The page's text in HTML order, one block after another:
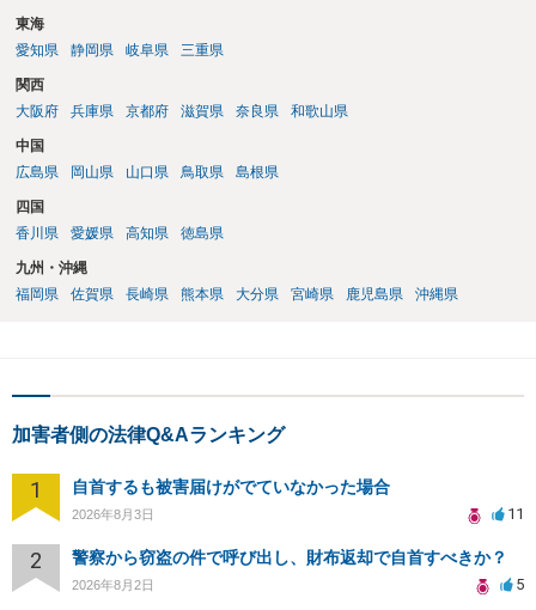
東海
愛知県
静岡県 岐阜県 三重県
関西
大阪府
兵庫県 京都府 滋賀県 奈良県 和歌山県
中国
広島県
岡山県 山口県 鳥取県 島根県
四国
香川県
愛媛県 高知県 徳島県
九州・沖縄
福岡県
佐賀県 長崎県 熊本県 大分県 宮崎県 鹿児島県 沖縄県
加害者側の法律Q&Aランキング
1 自首するも被害届けがでていなかった場合
2026年8月3日 11
2 警察から窃盗の件で呼び出し、財布返却で自首すべきか？
2026年8月2日 5